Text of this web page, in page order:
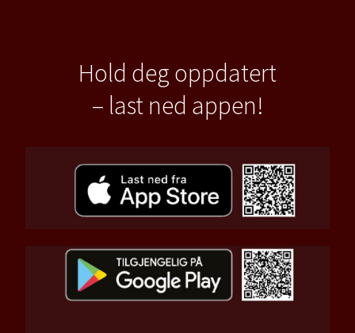
Hold deg oppdatert
– last ned appen!